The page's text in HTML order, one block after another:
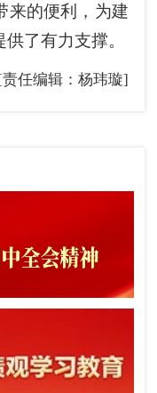
来的便利，为建
了有力支撑。
任编辑：杨玮璇]